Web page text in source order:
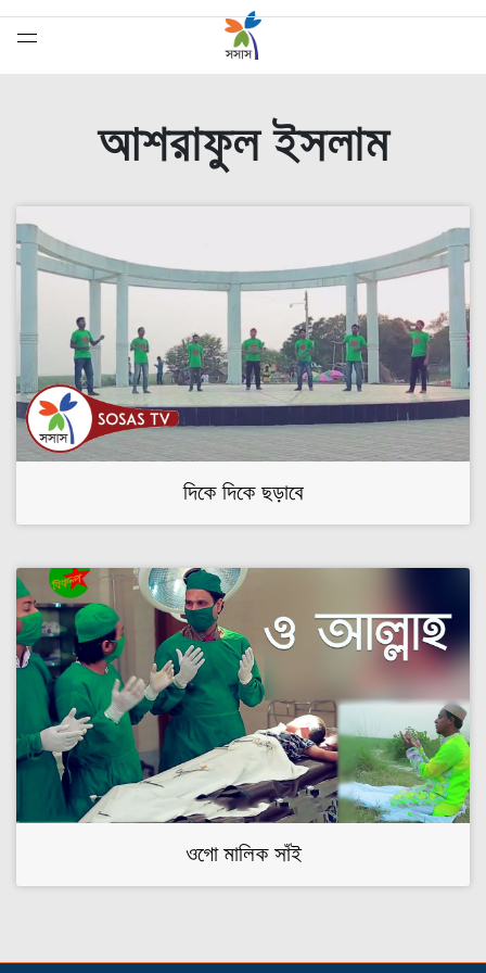
সেরাদের সেরা
আশরাফুল ইসলাম
দিকে দিকে ছড়াবে
ওগো মালিক সাঁই